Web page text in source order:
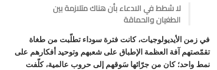
لا شطط في الادعاء بأن هناك متلازمة بين
الطغيان والحماقة
في زمن الأيديولوجيات، كانت فترة سوداء تطلّبت من طغاة
تقمّصتهم آفة العظمة الإطباق على شعبهم وتوحيد أفكارهم على
نمط واحد؛ كان من جرّائها سَوقهم إلى حروب عالمية، كلّفت